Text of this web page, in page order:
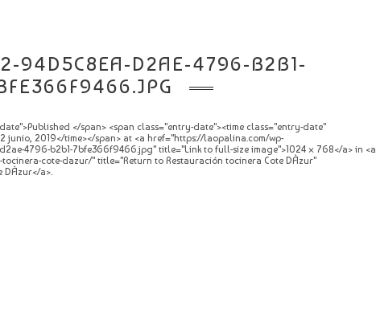
94D5C8EA-D2AE-4796-B2B1-
</span> <span class="entry-date"><time class="entry-date"
junio, 2019</time></span> at <a href="https://laopalina.com/wp-
4796-b2b1-7bfe366f9466.jpg" title="Link to full-size image">1024 × 768</a> in <a
cote-dazur/" title="Return to Restauración tocinera Cote DÀzur"
DÀzur</a>.